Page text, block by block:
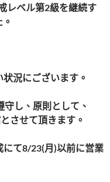
レベル第2級を継続す
況にございます。
守し、原則として、
させて頂きます。
にて8/23(月 )以前に営業